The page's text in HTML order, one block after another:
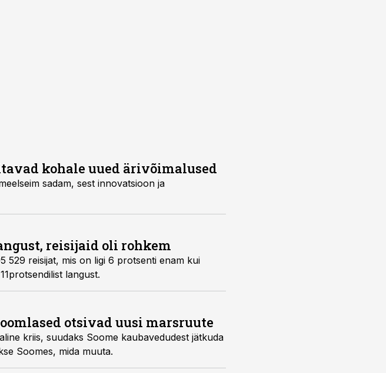
kohale uued ärivõimalused
sadam, sest innovatsioon ja
reisijaid oli rohkem
529 reisijat, mis on ligi 6 protsenti enam kui
langust.
otsivad uusi marsruute
kriis, suudaks Soome kaubavedudest jätkuda
Soomes, mida muuta.